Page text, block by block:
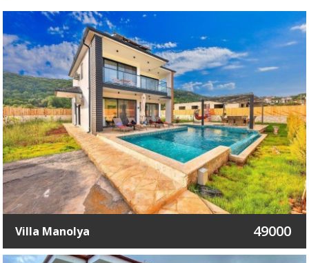
Villa Manolya 49000